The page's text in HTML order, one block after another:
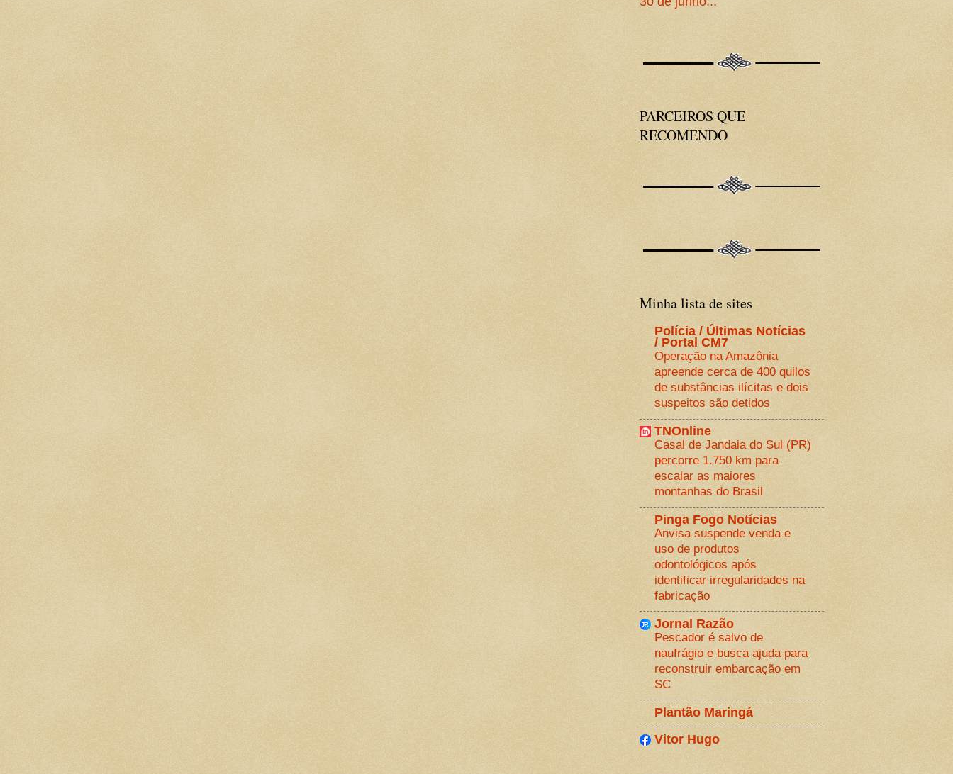
PARCEIROS QUE
RECOMENDO
Minha lista de sites
Polícia / Últimas Notícias
/ Portal CM7
Operação na Amazônia
apreende cerca de 400 quilos
de substâncias ilícitas e dois
suspeitos são detidos
TNOnline
Casal de Jandaia do Sul (PR)
percorre 1.750 km para
escalar as maiores
montanhas do Brasil
Pinga Fogo Notícias
Anvisa suspende venda e
uso de produtos
odontológicos após
identificar irregularidades na
fabricação
Jornal Razão
Pescador é salvo de
naufrágio e busca ajuda para
reconstruir embarcação em
SC
Plantão Maringá
Vitor Hugo